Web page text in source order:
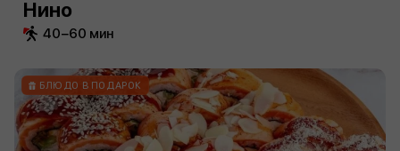
Нино
40−60 мин
БЛЮДО В ПОДАРОК